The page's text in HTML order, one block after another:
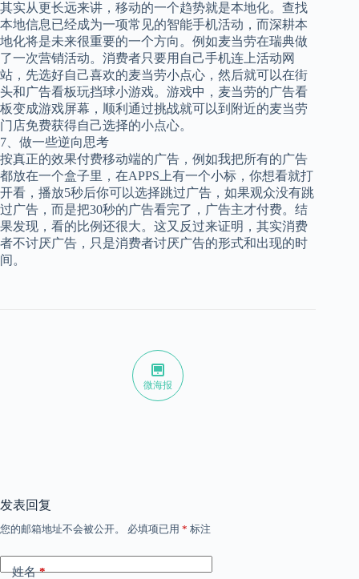
其实从更长远来讲，移动的一个趋势就是本地化。查找
本地信息已经成为一项常见的智能手机活动，而深耕本
地化将是未来很重要的一个方向。例如麦当劳在瑞典做
了一次营销活动。消费者只要用自己手机连上活动网
站，先选好自己喜欢的麦当劳小点心，然后就可以在街
头和广告看板玩挡球小游戏。游戏中，麦当劳的广告看
板变成游戏屏幕，顺利通过挑战就可以到附近的麦当劳
门店免费获得自己选择的小点心。
7、做一些逆向思考
按真正的效果付费移动端的广告，例如我把所有的广告
都放在一个盒子里，在APPS上有一个小标，你想看就打
开看，播放5秒后你可以选择跳过广告，如果观众没有跳
过广告，而是把30秒的广告看完了，广告主才付费。结
果发现，看的比例还很大。这又反过来证明，其实消费
者不讨厌广告，只是消费者讨厌广告的形式和出现的时
间。
微海报
发表回复
您的邮箱地址不会被公开。 必填项已用 * 标注
姓名*